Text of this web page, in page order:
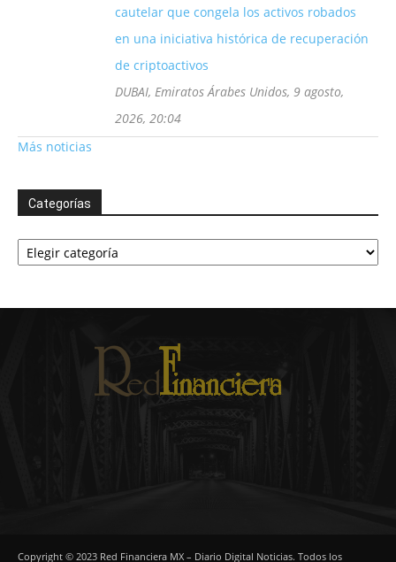
cautelar que congela los activos robados
en una iniciativa histórica de recuperación
de criptoactivos
DUBAI, Emiratos Árabes Unidos, 9 agosto,
2026, 20:04
Más noticias
Categorías
Categorías
Copyright © 2023 Red Financiera MX – Diario Digital Noticias. Todos los